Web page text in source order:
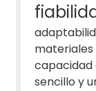
capacidad
sencillo y